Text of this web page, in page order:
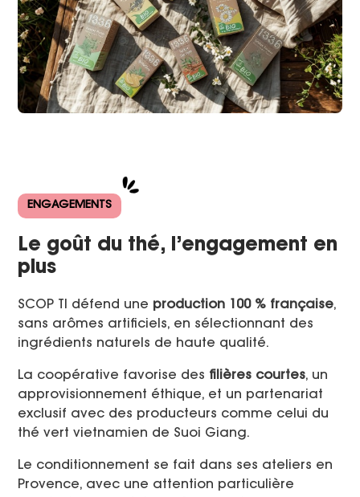
ENGAGEMENTS
Le goût du thé, l’engagement en
plus
SCOP TI défend une production 100 % française,
sans arômes artificiels, en sélectionnant des
ingrédients naturels de haute qualité.
La coopérative favorise des filières courtes, un
approvisionnement éthique, et un partenariat
exclusif avec des producteurs comme celui du
thé vert vietnamien de Suoi Giang.
Le conditionnement se fait dans ses ateliers en
Provence, avec une attention particulière